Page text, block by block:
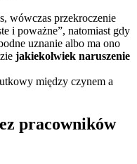
wówczas przekroczenie
i poważne”, natomiast gdy
uznanie albo ma ono
jakiekolwiek naruszenie
między czynem a
pracowników